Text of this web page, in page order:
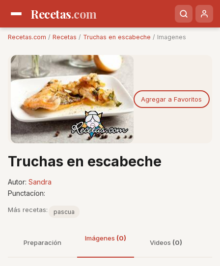
Recetas.com
Recetas.com / Recetas / Truchas en escabeche / Imagenes
Agregar a Favoritos
Truchas en escabeche
Autor: Sandra
Punctacíon:
Más recetas: pascua
Preparación
Imágenes (0)
Videos (0)